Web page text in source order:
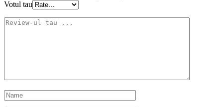
Votul tau